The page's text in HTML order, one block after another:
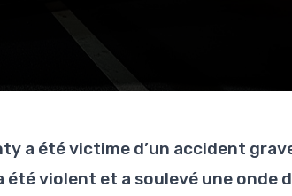
a été victime d’un accident
été violent et a soulevé une onde